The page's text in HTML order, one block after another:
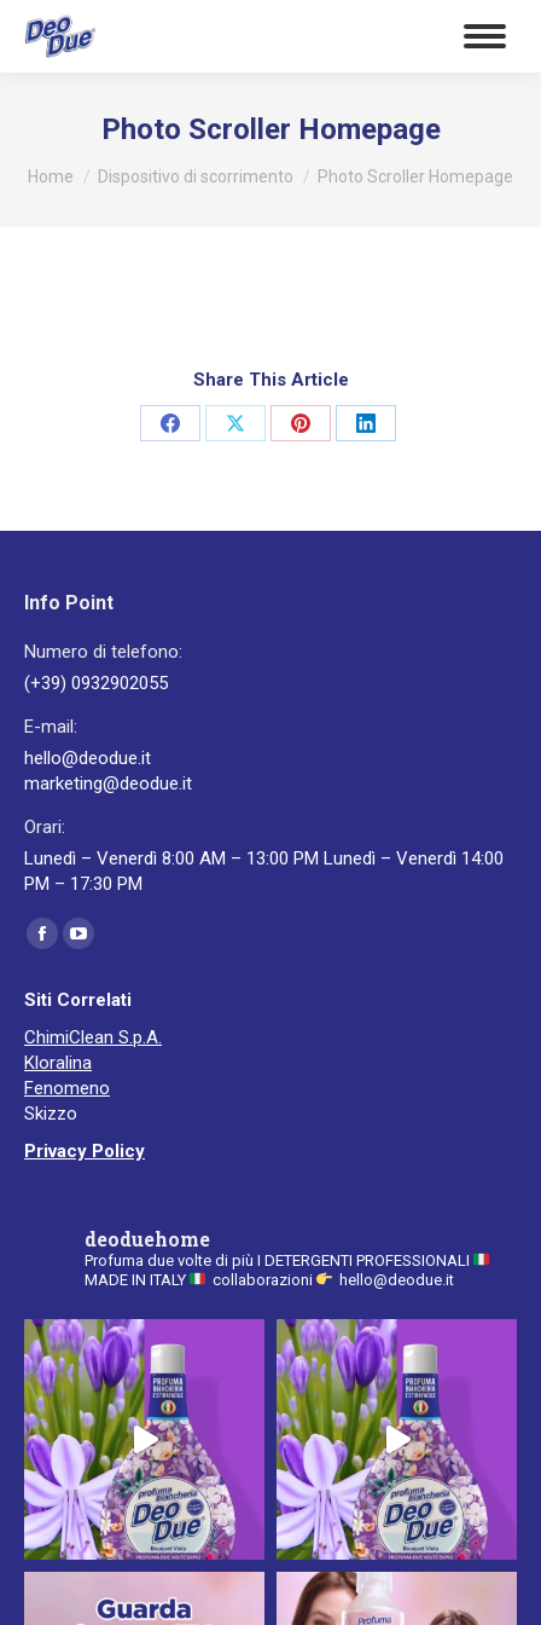
Photo Scroller Homepage
Tu sei qui:
Home Dispositivo di scorrimento Photo Scroller Homepage
Share This Article
CondividiCondividiCondividiCondividi
Info Point
Numero di telefono:
(+39) 0932902055
E-mail:
hello@deodue.it
marketing@deodue.it
Orari:
Lunedì – Venerdì 8:00 AM – 13:00 PM Lunedì – Venerdì 14:00
PM – 17:30 PM
Ci puoi trovare su:
Facebook
opens
in
new
window
YouTube
opens
in
new
Siti Correlati
ChimiClean S.p.A.
Kloralina
Fenomeno
Skizzo
Privacy Policy
deoduehome
Profuma due volte di più I DETERGENTI PROFESSIONALI
MADE IN ITALY
collaborazioni hello@deodue.it